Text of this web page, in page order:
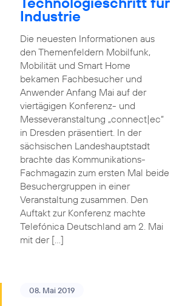
Industrie
Die neuesten Informationen aus
den Themenfeldern Mobilfunk,
Mobilität und Smart Home
bekamen Fachbesucher und
Anwender Anfang Mai auf der
viertägigen Konferenz- und
Messeveranstaltung „connect|ec“
in Dresden präsentiert. In der
sächsischen Landeshauptstadt
brachte das Kommunikations-
Fachmagazin zum ersten Mal beide
Besuchergruppen in einer
Veranstaltung zusammen. Den
Auftakt zur Konferenz machte
Telefónica Deutschland am 2. Mai
mit der […]
08. Mai 2019